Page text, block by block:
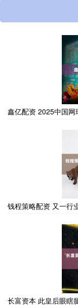
鑫亿配资 2025中国
钱程策略配资 又一行
长富资本 此皇后眼瞎